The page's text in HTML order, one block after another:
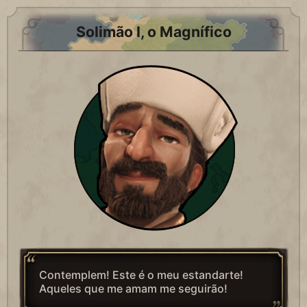
Solimão I, o Magnífico
Contemplem! Este é o meu estandarte!
Aqueles que me amam me seguirão!